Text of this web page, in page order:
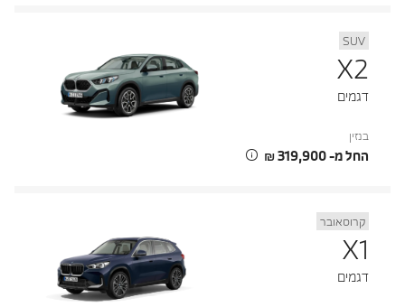
SUV
X2
דגמים
בנזין
החל מ- ‏319,900 ‏₪
קרוסאובר
X1
דגמים